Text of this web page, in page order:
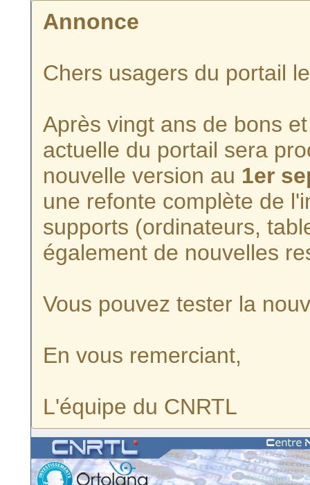
Annonce
Chers usagers du portail
Après vingt ans de bons
actuelle du portail sera
nouvelle version au 1er
une refonte complète de
supports (ordinateurs,
également de nouvelles
Vous pouvez tester la
En vous remerciant,
L'équipe du CNRTL